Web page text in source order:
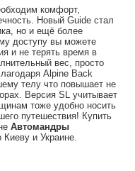
комфорт,
Новый Guide стал
но и ещё более
доступу вы можете
и не терять время в
вес, просто
Alpine Back
телу что повышает не
Версия SL учитывает
тоже удобно носить
путешествия! Купить
Автомандры
Киеву и Украине.